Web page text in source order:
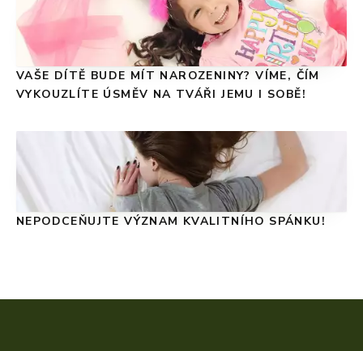
VAŠE DÍTĚ BUDE MÍT NAROZENINY? VÍME, ČÍM
VYKOUZLÍTE ÚSMĚV NA TVÁŘI JEMU I SOBĚ!
NEPODCEŇUJTE VÝZNAM KVALITNÍHO SPÁNKU!